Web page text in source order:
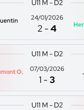
U11 M - D2
24/01/2026
2 -4
U11 M - D2
O.
07/03/2026
1 -3
U11 M - D2